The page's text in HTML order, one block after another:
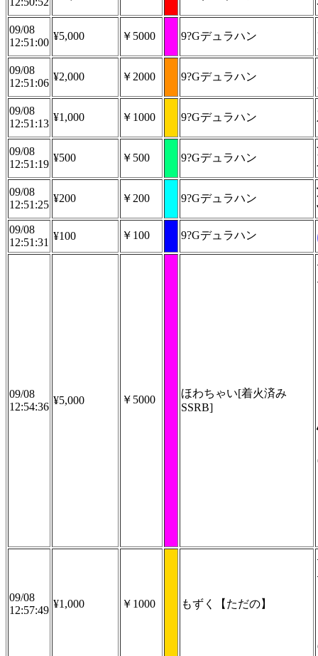
09/08
12:51:00
¥5,000 ￥5000 9?Gデュラハン
09/08
12:51:06
¥2,000 ￥2000 9?Gデュラハン
09/08
12:51:13
¥1,000 ￥1000 9?Gデュラハン
09/08
12:51:19
¥500 ￥500 9?Gデュラハン
09/08
12:51:25
¥200 ￥200 9?Gデュラハン
09/08
12:51:31
¥100 ￥100 9?Gデュラハン
09/08
12:54:36
¥5,000 ￥5000
ほわちゃい[着火済み
SSRB]
09/08
12:57:49
¥1,000 ￥1000 もずく【ただの】